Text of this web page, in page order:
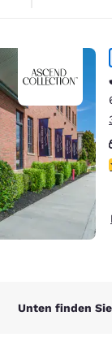
Canada
Deutsch
Spain
Ireland
Unten finden